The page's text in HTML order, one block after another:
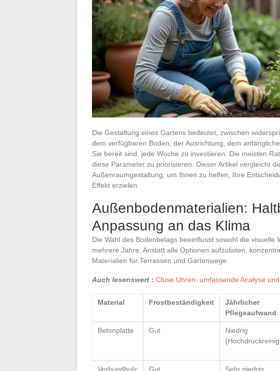
Die Gestaltung eines Gartens bedeutet, zwischen
dem verfügbaren Boden, der Ausrichtung, dem
Sie bereit sind, jede Woche zu investieren. Die meisten
diese Parameter zu priorisieren. Dieser Artikel vergleicht
Außenraumgestaltung, um Ihnen zu helfen, Ihre
Effekt erzielen.
Außenbodenmaterialien:
Anpassung an das Klima
Die Wahl des Bodenbelags beeinflusst sowohl die
mehrere Jahre. Anstatt alle Optionen aufzulisten,
Materialien für Terrassen und Gartenwege.
Auch lesenswert : Cluse Uhren: umfassende Analyse
Material Frostbeständigkeit
Jährlicher
Pflegeaufwand
Betonplatte Gut
Niedrig
Verbundholz Gut Sehr niedrig